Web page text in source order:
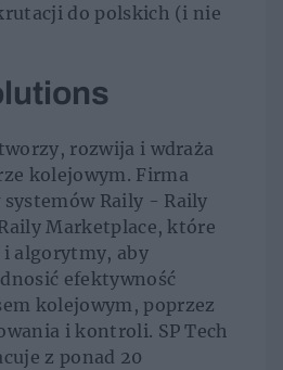
do polskich (i nie
rozwija i wdraża
kolejowym. Firma
systemów Raily - Raily
Marketplace, które
algorytmy, aby
efektywność
kolejowym, poprzez
i kontroli. SP Tech
z ponad 20